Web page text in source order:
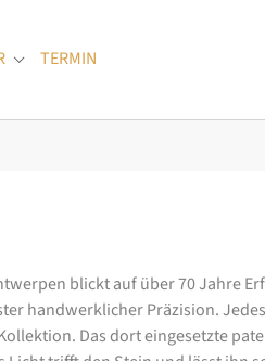
Submenu for "Juwelier"
TERMIN
blickt auf über 70 Jahre
handwerklicher Präzision. Jedes
Das dort eingesetzte